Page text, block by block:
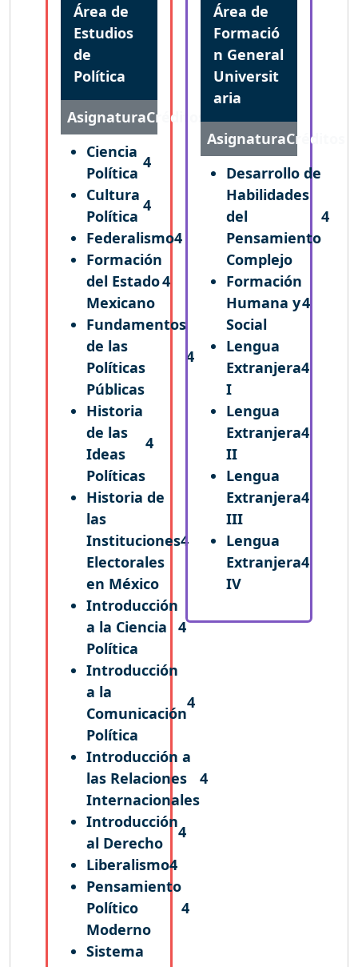
Área de
Estudios
de
Política
AsignaturaCréditos
Ciencia
Política
4
Cultura
Política
4
Federalismo4
Formación
del Estado
Mexicano
4
Fundamentos
de las
Políticas
Públicas
4
Historia
de las
Ideas
Políticas
4
Historia de
las
Instituciones
Electorales
en México
4
Introducción
a la Ciencia
Política
4
Introducción
a la
Comunicación
Política
4
Introducción a
las Relaciones
Internacionales
4
Introducción
al Derecho
4
Liberalismo4
Pensamiento
Político
Moderno
4
Sistema
Área de
Formació
n General
Universit
aria
AsignaturaCréditos
Desarrollo de
Habilidades
del
Pensamiento
Complejo
4
Formación
Humana y
Social
4
Lengua
Extranjera
I
4
Lengua
Extranjera
II
4
Lengua
Extranjera
III
4
Lengua
Extranjera
IV
4